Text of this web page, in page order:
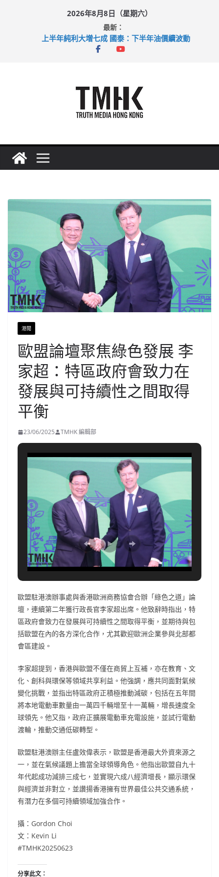
2026年8月8日（星期六）
最新：
上半年純利大增七成 國泰：下半年油價續波動
拜仁熱身賽挫維拉 啟德主場館奪錦標
港聞
歐盟論壇聚焦綠色發展 李
家超：特區政府會致力在
發展與可持續性之間取得
平衡
23/06/2025 TMHK 編輯部
歐盟駐港澳辦事處與香港歐洲商務協會合辦「綠色之道」論
壇，連續第二年獲行政長官李家超出席。他致辭時指出，特
區政府會致力在發展與可持續性之間取得平衡，並期待與包
括歐盟在內的各方深化合作，尤其歡迎歐洲企業參與北部都
會區建設。
李家超提到，香港與歐盟不僅在商貿上互補，亦在教育、文
化、創科與環保等領域共享利益。他強調，應共同面對氣候
變化挑戰，並指出特區政府正積極推動減碳，包括在五年間
將本地電動車數量由一萬四千輛增至十一萬輛，增長速度全
球領先。他又指，政府正擴展電動車充電設施，並試行電動
渡輪，推動交通低碳轉型。
歐盟駐港澳辦主任盧效偉表示，歐盟是香港最大外資來源之
一，並在氣候議題上擔當全球領導角色。他指出歐盟自九十
年代起成功減排三成七，並實現六成八經濟增長，顯示環保
與經濟並非對立，並讚揚香港擁有世界最佳公共交通系統，
有潛力在多個可持續領域加強合作。
攝：Gordon Choi
文：Kevin Li
#TMHK20250623
分享此文：